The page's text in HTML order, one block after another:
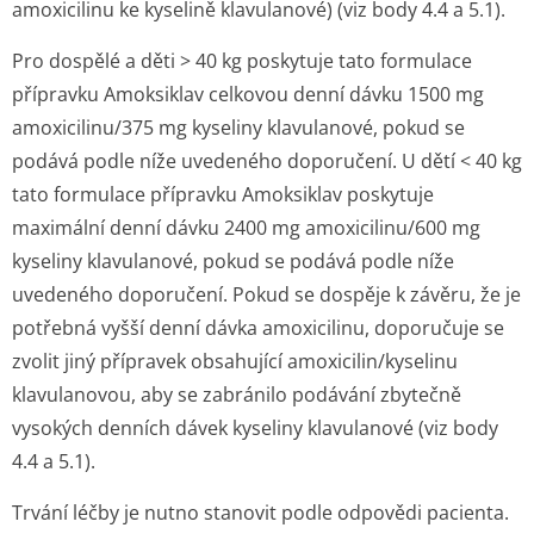
amoxicilinu ke kyselině klavulanové) (viz body 4.4 a 5.1).
Pro dospělé a děti > 40 kg poskytuje tato formulace
přípravku Amoksiklav celkovou denní dávku 1500 mg
amoxicilinu/375 mg kyseliny klavulanové, pokud se
podává podle níže uvedeného doporučení. U dětí < 40 kg
tato formulace přípravku Amoksiklav poskytuje
maximální denní dávku 2400 mg amoxicilinu/600 mg
kyseliny klavulanové, pokud se podává podle níže
uvedeného doporučení. Pokud se dospěje k závěru, že je
potřebná vyšší denní dávka amoxicilinu, doporučuje se
zvolit jiný přípravek obsahující amoxicilin/kyselinu
klavulanovou, aby se zabránilo podávání zbytečně
vysokých denních dávek kyseliny klavulanové (viz body
4.4 a 5.1).
Trvání léčby je nutno stanovit podle odpovědi pacienta.